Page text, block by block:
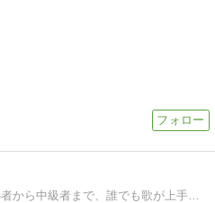
カラオケ上達 Naviは、初心者から中級者まで、誰でも歌が上手くなるコツを分かりやすく紹介するブログです。発声法や練習法、音痴克服のヒントまで、今日から実践できる情報をお届けします。